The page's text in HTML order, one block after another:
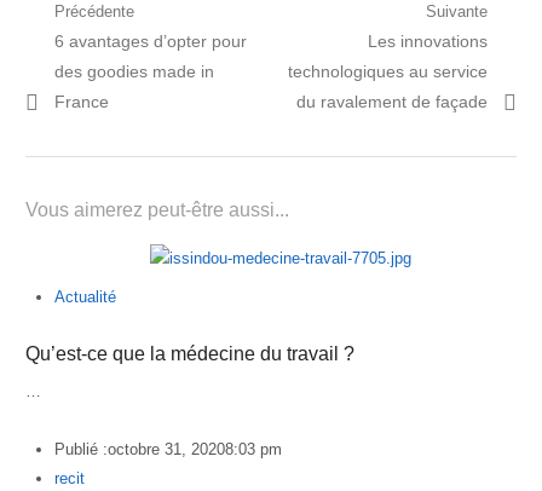
Navigation
l’article
Précédente
Post
précédent:
6 avantages d’opter pour
des goodies made in
France
Suivante
Prochain
article:
Les innovations
technologiques au service
du ravalement de façade
Vous aimerez peut-être aussi...
Actualité
Qu’est-ce que la médecine du travail ?
…
Publié :octobre 31, 20208:03 pm
Author
recit